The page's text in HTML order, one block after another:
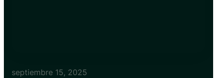
septiembre 15, 2025